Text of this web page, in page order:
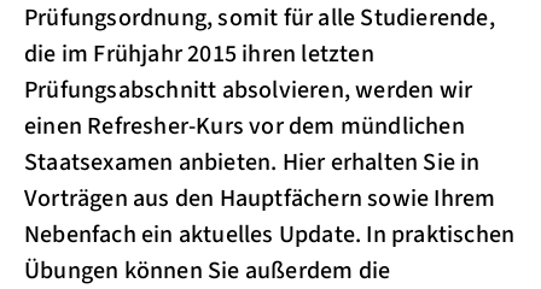
Prüfungsordnung, somit für alle Studierende,
die im Frühjahr 2015 ihren letzten
Prüfungsabschnitt absolvieren, werden wir
einen Refresher-Kurs vor dem mündlichen
Staatsexamen anbieten. Hier erhalten Sie in
Vorträgen aus den Hauptfächern sowie Ihrem
Nebenfach ein aktuelles Update. In praktischen
Übungen können Sie außerdem die